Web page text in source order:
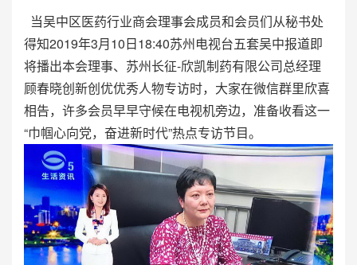
当吴中区医药行业商会理事会成员和会员们从秘书处
得知2019年3月10日18:40苏州电视台五套吴中报道即
将播出本会理事、苏州长征-欣凯制药有限公司总经理
顾春晓创新创优优秀人物专访时，大家在微信群里欣喜
相告，许多会员早早守候在电视机旁边，准备收看这一
“巾帼心向党，奋进新时代”热点专访节目。